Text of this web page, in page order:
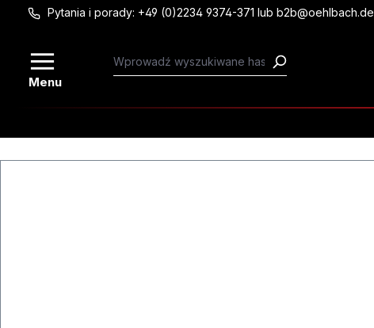
Przejdź do głównej zawartości
Pytania i porady: +49 (0)2234 9374-371 lub b2b@oehlbach.de
Menu